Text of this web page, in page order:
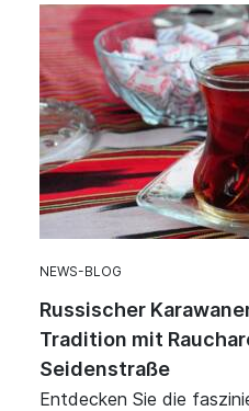
NEWS-BLOG
Russischer
Tradition mit
Seidenstraße
Entdecken Sie die